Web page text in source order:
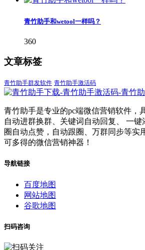
青竹助手和wetool一样吗？
360
文章标签
青竹助手群发软件 青竹助手激活码
青竹助手是专业的pc端微信营销软件，
自动进群换群、关键词自动回复、 一
圈自动点赞，自动跟圈、万群同步等实
可多得的微信营销神器！
导航链接
百度地图
网站地图
谷歌地图
扫码咨询